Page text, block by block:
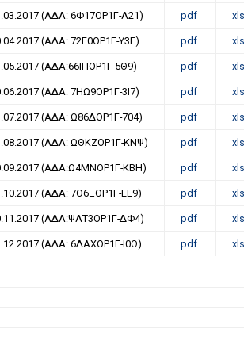
(ΑΔΑ: 6Φ17ΟΡ1Γ-Λ21) pdf
(ΑΔΑ: 72Γ0ΟΡ1Γ-Υ3Γ) pdf
(ΑΔΑ:66ΙΠΟΡ1Γ-5Θ9) pdf
(ΑΔΑ: 7ΗΩ9ΟΡ1Γ-3Ι7) pdf
(ΑΔΑ: Ω86ΔΟΡ1Γ-704) pdf
(ΑΔΑ: ΩΘΚΖΟΡ1Γ-ΚΝΨ) pdf
(ΑΔΑ:Ω4ΜΝΟΡ1Γ-ΚΒΗ) pdf
(ΑΔΑ: 7Θ6ΞΟΡ1Γ-ΕΕ9) pdf
(ΑΔΑ:ΨΛΤ3ΟΡ1Γ-ΔΦ4) pdf
(ΑΔΑ: 6ΔΑΧΟΡ1Γ-Ι0Ω) pdf